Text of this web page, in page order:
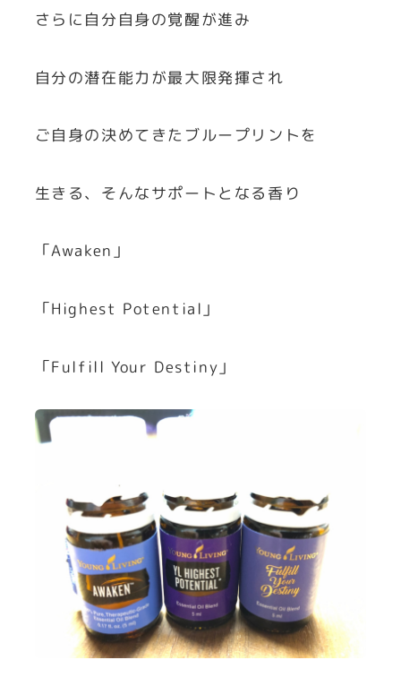
さらに自分自身の覚醒が進み
自分の潜在能力が最大限発揮され
ご自身の決めてきたブループリントを
生きる、そんなサポートとなる香り
「Awaken」
「Highest Potential」
「Fulfill Your Destiny」